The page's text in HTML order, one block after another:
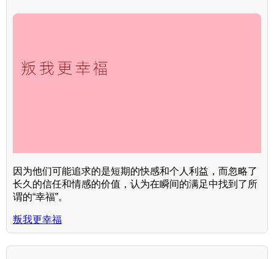
因为他们可能追求的是短期的快感和个人利益，而忽略了
长久的信任和情感的价值，认为在瞬间的满足中找到了所
谓的“幸福”。
叛我更幸福